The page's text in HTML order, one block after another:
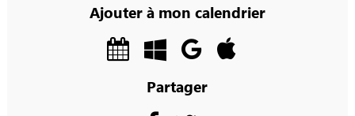
Ajouter à mon calendrier
Partager